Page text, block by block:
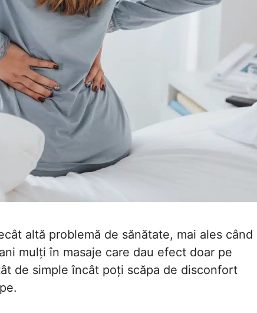
altă problemă de sănătate, mai ales când
mulți în masaje care dau efect doar pe
de simple încât poți scăpa de disconfort